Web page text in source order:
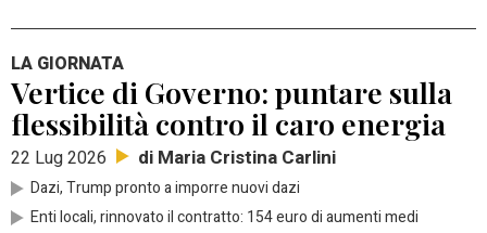
LA GIORNATA
Vertice di Governo: puntare sulla
flessibilità contro il caro energia
22 Lug 2026 di Maria Cristina Carlini
Dazi, Trump pronto a imporre nuovi dazi
Enti locali, rinnovato il contratto: 154 euro di aumenti medi